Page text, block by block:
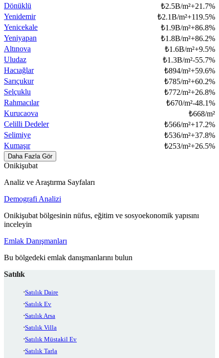
Dönüklü
₺2.5B/m²+21.7%
Yenidemir
₺2.1B/m²+119.5%
Yenicekale
₺1.9B/m²+86.8%
Yeniyapan
₺1.8B/m²+86.2%
Altınova
₺1.6B/m²+9.5%
Uludaz
₺1.3B/m²-55.7%
Hacıağlar
₺894/m²+59.6%
Sarıçukur
₺785/m²+60.2%
Selçuklu
₺772/m²+26.8%
Rahmacılar
₺670/m²-48.1%
Kurucaova
₺668/m²
Celilli Dedeler
₺566/m²+17.2%
Selimiye
₺536/m²+37.8%
Kumaşır
₺253/m²+26.5%
Daha Fazla Gör
Onikişubat
Analiz ve Araştırma Sayfaları
Demografi Analizi
Onikişubat bölgesinin nüfus, eğitim ve sosyoekonomik yapısını
inceleyin
Emlak Danışmanları
Bu bölgedeki emlak danışmanlarını bulun
Satılık
Satılık Daire
Satılık Ev
Satılık Arsa
Satılık Villa
Satılık Müstakil Ev
Satılık Tarla